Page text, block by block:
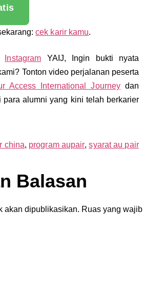
cek karir kamu.
Instagram YAIJ, Ingin bukti nyata
Tonton video perjalanan peserta
Access International Journey dan
para alumni yang kini telah berkarier
china, program aupair,syarat au pair
Balasan
akan dipublikasikan. Ruas yang wajib